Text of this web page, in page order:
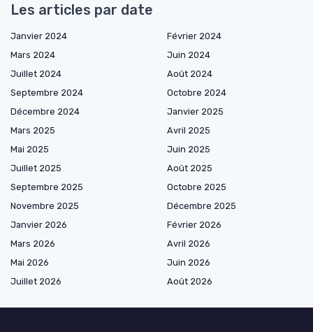
Les articles par date
Janvier 2024
Février 2024
Mars 2024
Juin 2024
Juillet 2024
Août 2024
Septembre 2024
Octobre 2024
Décembre 2024
Janvier 2025
Mars 2025
Avril 2025
Mai 2025
Juin 2025
Juillet 2025
Août 2025
Septembre 2025
Octobre 2025
Novembre 2025
Décembre 2025
Janvier 2026
Février 2026
Mars 2026
Avril 2026
Mai 2026
Juin 2026
Juillet 2026
Août 2026